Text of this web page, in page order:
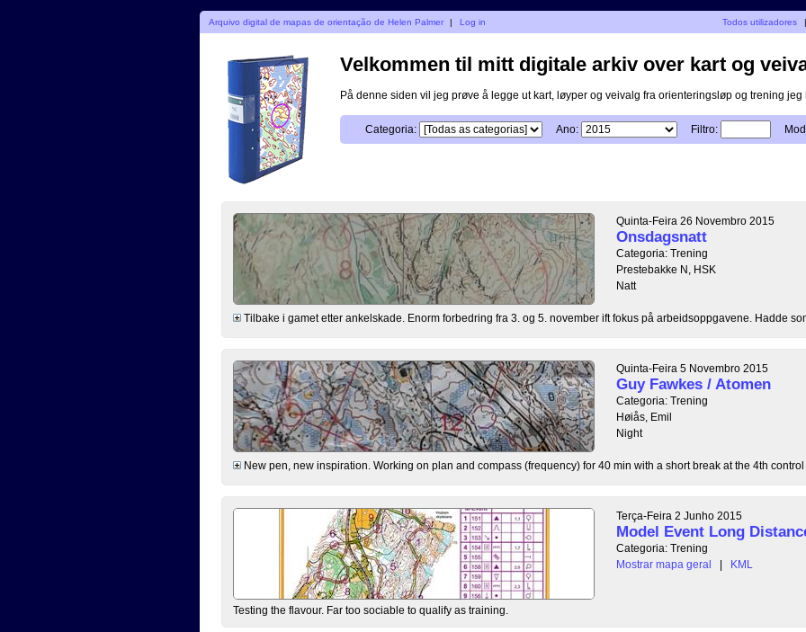
Arquivo digital de mapas de orientação de Helen Palmer | Log in Todos utilizadores |
Velkommen til mitt digitale arkiv over kart og
På denne siden vil jeg prøve å legge ut kart, løyper og veivalg fra orienteringsløp og trening jeg
Categoria: Ano: Filtro:
Quinta-Feira 26 Novembro 2015
Onsdagsnatt
Categoria: Trening
Prestebakke N, HSK
Natt
Tilbake i gamet etter ankelskade. Enorm forbedring fra 3. og 5. november ift fokus på arbeidsoppgavene. Hadde
Quinta-Feira 5 Novembro 2015
Guy Fawkes / Atomen
Categoria: Trening
Høiås, Emil
Night
New pen, new inspiration. Working on plan and compass (frequency) for 40 min with a short break at the 4th control
Terça-Feira 2 Junho 2015
Model Event Long
Categoria: Trening
Mostrar mapa geral
| KML
Testing the flavour. Far too sociable to qualify as training.